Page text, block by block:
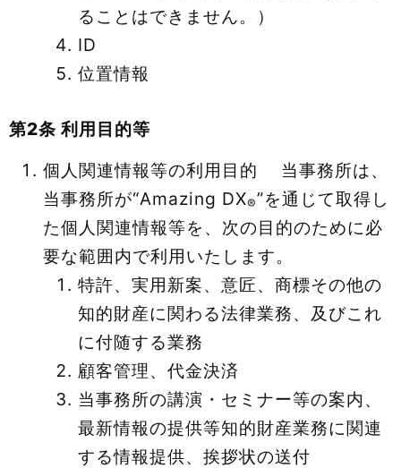
ることはできません。）
ID
位置情報
第2条 利用目的等
個人関連情報等の利用目的 当事務所は、
当事務所が“Amazing DX®”を通じて取得し
た個人関連情報等を、次の目的のために必
要な範囲内で利用いたします。
特許、実用新案、意匠、商標その他の
知的財産に関わる法律業務、及びこれ
に付随する業務
顧客管理、代金決済
当事務所の講演・セミナー等の案内、
最新情報の提供等知的財産業務に関連
する情報提供、挨拶状の送付